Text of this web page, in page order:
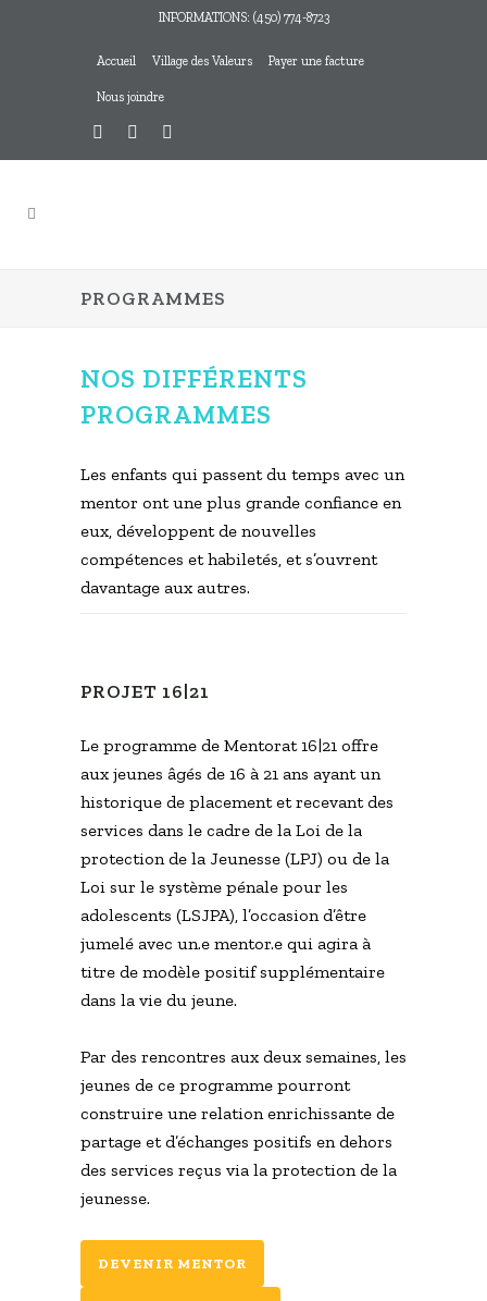
INFORMATIONS: (450) 774-8723
Accueil Village des Valeurs Payer une facture
Nous joindre
PROGRAMMES
NOS DIFFÉRENTS
PROGRAMMES
Les enfants qui passent du temps avec un
mentor ont une plus grande confiance en
eux, développent de nouvelles
compétences et habiletés, et s’ouvrent
davantage aux autres.
PROJET 16|21
Le programme de Mentorat 16|21 offre
aux jeunes âgés de 16 à 21 ans ayant un
historique de placement et recevant des
services dans le cadre de la Loi de la
protection de la Jeunesse (LPJ) ou de la
Loi sur le système pénale pour les
adolescents (LSJPA), l’occasion d’être
jumelé avec un.e mentor.e qui agira à
titre de modèle positif supplémentaire
dans la vie du jeune.
Par des rencontres aux deux semaines, les
jeunes de ce programme pourront
construire une relation enrichissante de
partage et d’échanges positifs en dehors
des services reçus via la protection de la
jeunesse.
DEVENIR MENTOR